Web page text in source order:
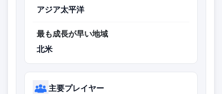
アジア太平洋
最も成長が早い地域
北米
主要プレイヤー